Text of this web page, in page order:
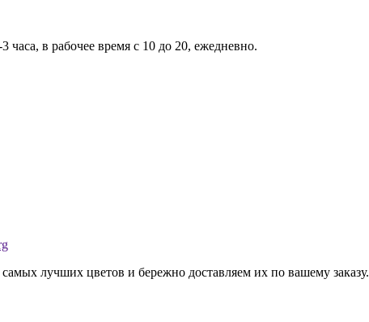
в рабочее время с 10 до 20, ежедневно.
лучших цветов и бережно доставляем их по вашему заказу.